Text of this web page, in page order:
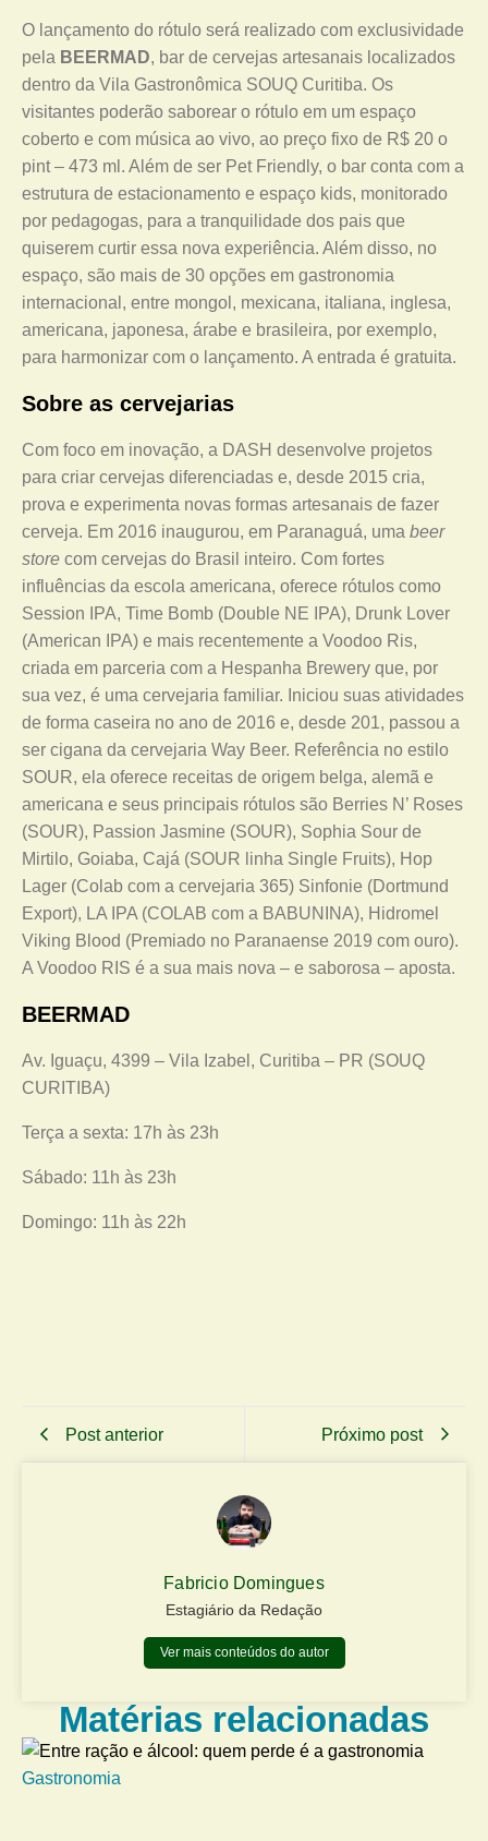
O lançamento do rótulo será realizado com exclusividade
pela BEERMAD, bar de cervejas artesanais localizados
dentro da Vila Gastronômica SOUQ Curitiba. Os
visitantes poderão saborear o rótulo em um espaço
coberto e com música ao vivo, ao preço fixo de R$ 20 o
pint – 473 ml. Além de ser Pet Friendly, o bar conta com a
estrutura de estacionamento e espaço kids, monitorado
por pedagogas, para a tranquilidade dos pais que
quiserem curtir essa nova experiência. Além disso, no
espaço, são mais de 30 opções em gastronomia
internacional, entre mongol, mexicana, italiana, inglesa,
americana, japonesa, árabe e brasileira, por exemplo,
para harmonizar com o lançamento. A entrada é gratuita.
Sobre as cervejarias
Com foco em inovação, a DASH desenvolve projetos
para criar cervejas diferenciadas e, desde 2015 cria,
prova e experimenta novas formas artesanais de fazer
cerveja. Em 2016 inaugurou, em Paranaguá, uma beer
store com cervejas do Brasil inteiro. Com fortes
influências da escola americana, oferece rótulos como
Session IPA, Time Bomb (Double NE IPA), Drunk Lover
(American IPA) e mais recentemente a Voodoo Ris,
criada em parceria com a Hespanha Brewery que, por
sua vez, é uma cervejaria familiar. Iniciou suas atividades
de forma caseira no ano de 2016 e, desde 201, passou a
ser cigana da cervejaria Way Beer. Referência no estilo
SOUR, ela oferece receitas de origem belga, alemã e
americana e seus principais rótulos são Berries N’ Roses
(SOUR), Passion Jasmine (SOUR), Sophia Sour de
Mirtilo, Goiaba, Cajá (SOUR linha Single Fruits), Hop
Lager (Colab com a cervejaria 365) Sinfonie (Dortmund
Export), LA IPA (COLAB com a BABUNINA), Hidromel
Viking Blood (Premiado no Paranaense 2019 com ouro).
A Voodoo RIS é a sua mais nova – e saborosa – aposta.
BEERMAD
Av. Iguaçu, 4399 – Vila Izabel, Curitiba – PR (SOUQ
CURITIBA)
Terça a sexta: 17h às 23h
Sábado: 11h às 23h
Domingo: 11h às 22h
Post anterior Próximo post
Fabricio Domingues
Estagiário da Redação
Ver mais conteúdos do autor
Matérias relacionadas
Gastronomia